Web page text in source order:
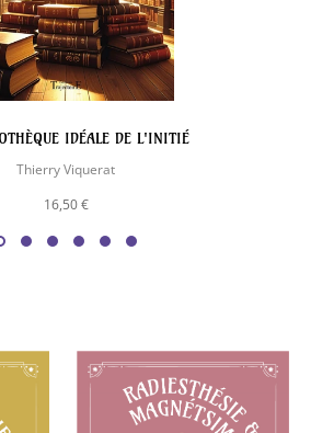
IDÉALE DE L'INITIÉ
Thierry Viquerat
16,50 €